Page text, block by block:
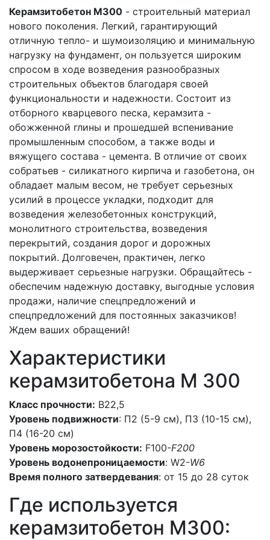
Керамзитобетон М300 - строительный материал
нового поколения. Легкий, гарантирующий
отличную тепло- и шумоизоляцию и минимальную
нагрузку на фундамент, он пользуется широким
спросом в ходе возведения разнообразных
строительных объектов благодаря своей
функциональности и надежности. Состоит из
отборного кварцевого песка, керамзита -
обожженной глины и прошедшей вспенивание
промышленным способом, а также воды и
вяжущего состава - цемента. В отличие от своих
собратьев - силикатного кирпича и газобетона, он
обладает малым весом, не требует серьезных
усилий в процессе укладки, подходит для
возведения железобетонных конструкций,
монолитного строительства, возведения
перекрытий, создания дорог и дорожных
покрытий. Долговечен, практичен, легко
выдерживает серьезные нагрузки. Обращайтесь -
обеспечим надежную доставку, выгодные условия
продажи, наличие спецпредложений и
спецпредложений для постоянных заказчиков!
Ждем ваших обращений!
Характеристики
керамзитобетона М 300
Класс прочности: В22,5
Уровень подвижности: П2 (5-9 см), П3 (10-15 см),
П4 (16-20 см)
Уровень морозостойкости: F100-F200
Уровень водонепроницаемости: W2-W6
Время полного затвердевания: от 15 до 28 суток
Где используется
керамзитобетон M300: